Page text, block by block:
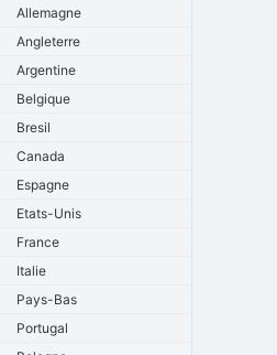
Allemagne
Angleterre
Argentine
Belgique
Bresil
Canada
Espagne
Etats-Unis
France
Italie
Pays-Bas
Portugal